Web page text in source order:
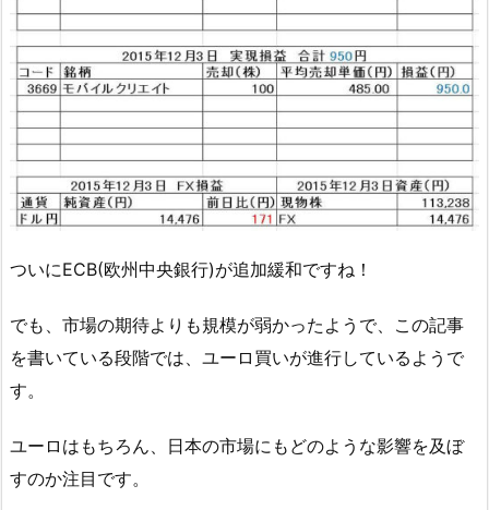
ついにECB(欧州中央銀行)が追加緩和ですね！
でも、市場の期待よりも規模が弱かったようで、この記事
を書いている段階では、ユーロ買いが進行しているようで
す。
ユーロはもちろん、日本の市場にもどのような影響を及ぼ
すのか注目です。